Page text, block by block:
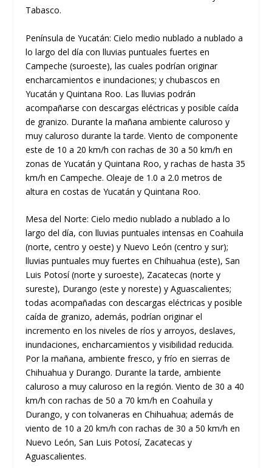
Tabasco.
Península de Yucatán: Cielo medio nublado a nublado a
lo largo del día con lluvias puntuales fuertes en
Campeche (suroeste), las cuales podrían originar
encharcamientos e inundaciones; y chubascos en
Yucatán y Quintana Roo. Las lluvias podrán
acompañarse con descargas eléctricas y posible caída
de granizo. Durante la mañana ambiente caluroso y
muy caluroso durante la tarde. Viento de componente
este de 10 a 20 km/h con rachas de 30 a 50 km/h en
zonas de Yucatán y Quintana Roo, y rachas de hasta 35
km/h en Campeche. Oleaje de 1.0 a 2.0 metros de
altura en costas de Yucatán y Quintana Roo.
Mesa del Norte: Cielo medio nublado a nublado a lo
largo del día, con lluvias puntuales intensas en Coahuila
(norte, centro y oeste) y Nuevo León (centro y sur);
lluvias puntuales muy fuertes en Chihuahua (este), San
Luis Potosí (norte y suroeste), Zacatecas (norte y
sureste), Durango (este y noreste) y Aguascalientes;
todas acompañadas con descargas eléctricas y posible
caída de granizo, además, podrían originar el
incremento en los niveles de ríos y arroyos, deslaves,
inundaciones, encharcamientos y visibilidad reducida.
Por la mañana, ambiente fresco, y frío en sierras de
Chihuahua y Durango. Durante la tarde, ambiente
caluroso a muy caluroso en la región. Viento de 30 a 40
km/h con rachas de 50 a 70 km/h en Coahuila y
Durango, y con tolvaneras en Chihuahua; además de
viento de 10 a 20 km/h con rachas de 30 a 50 km/h en
Nuevo León, San Luis Potosí, Zacatecas y
Aguascalientes.